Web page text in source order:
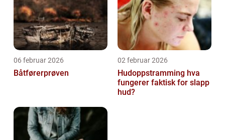
06 februar 2026
Båtførerprøven
02 februar 2026
Hudoppstramming hva
fungerer faktisk for slapp
hud?